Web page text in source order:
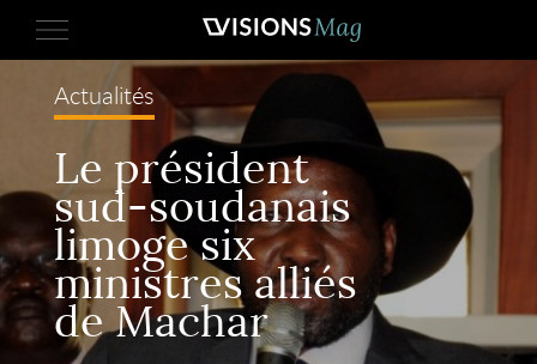
Actualités
Le président
sud-soudanais
limoge six
ministres alliés
de Machar